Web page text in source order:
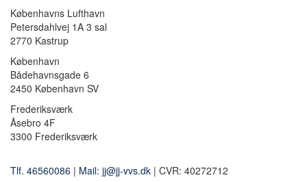
Københavns Lufthavn
Petersdahlvej 1A 3 sal
2770 Kastrup
København
Bådehavnsgade 6
2450 København SV
Frederiksværk
Åsebro 4F
3300 Frederiksværk
Tlf. 46560086 | Mail: jj@jj-vvs.dk | CVR: 40272712